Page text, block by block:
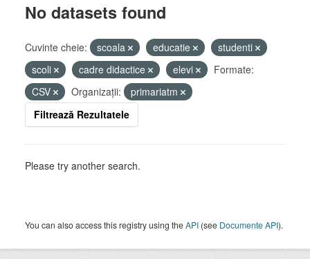
No datasets found
Cuvinte cheie: scoala educatie
studenti
scoli
cadre didactice elevi
Formate:
CSV
Organizații:
primariatm
Filtrează Rezultatele
Please try another search.
You can also access this registry using theAPI (see Documente API).